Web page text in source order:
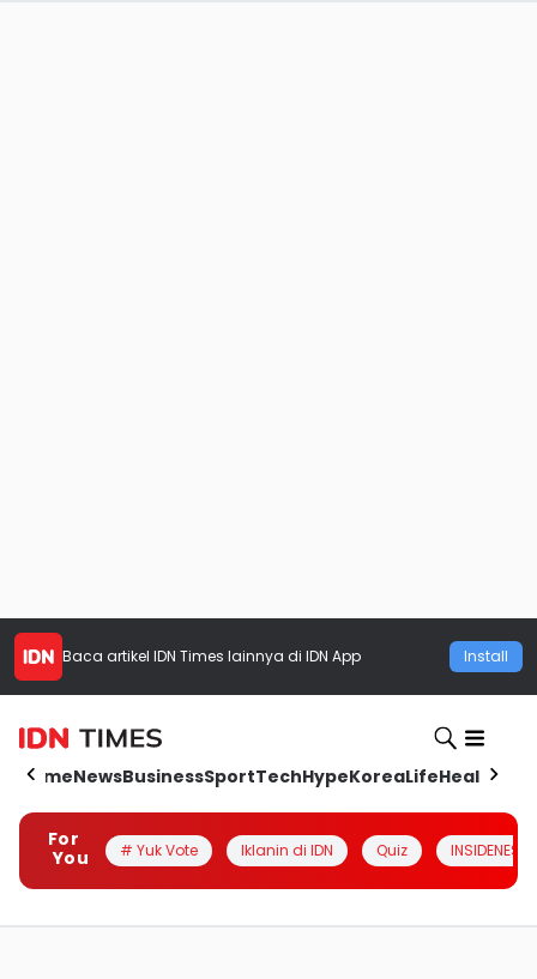
Baca artikel IDN Times lainnya di IDN App Install
HomeNewsBusinessSportTechHypeKoreaLifeHealth
For
You
# Yuk Vote Iklanin di IDN Quiz INSIDENESIA